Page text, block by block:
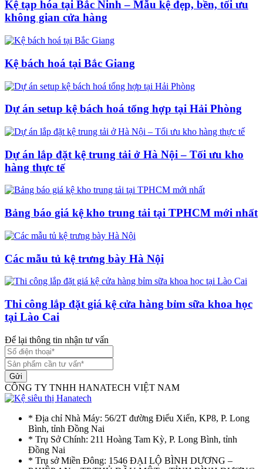
Kệ tạp hóa tại Bắc Ninh – Mẫu kệ đẹp, bền, tối ưu
không gian cửa hàng
Kệ bách hoá tại Bắc Giang
Dự án setup kệ bách hoá tổng hợp tại Hải Phòng
Dự án lắp đặt kệ trung tải ở Hà Nội – Tối ưu kho
hàng thực tế
Bảng báo giá kệ kho trung tải tại TPHCM mới nhất
Các mẫu tủ kệ trưng bày Hà Nội
Thi công lắp đặt giá kệ cửa hàng bỉm sữa khoa học
tại Lào Cai
Để lại thông tin nhận tư vấn
Gửi
CÔNG TY TNHH HANATECH VIỆT NAM
* Địa chỉ Nhà Máy: 56/2T đường Điểu Xiển, KP8, P. Long
Bình, tỉnh Đồng Nai
* Trụ Sở Chính: 211 Hoàng Tam Kỳ, P. Long Bình, tỉnh
Đồng Nai
* Trụ sở Miền Đông: 1546 ĐẠI LỘ BÌNH DƯƠNG –